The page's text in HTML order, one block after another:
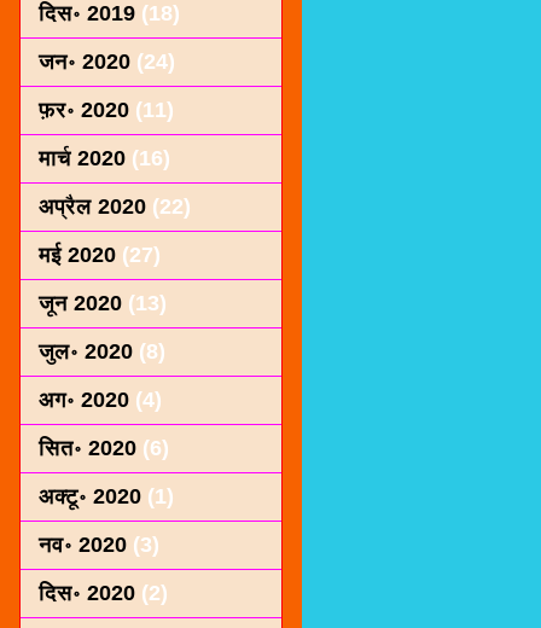
दिस॰ 2019 (18)
जन॰ 2020 (24)
फ़र॰ 2020 (11)
मार्च 2020 (16)
अप्रैल 2020 (22)
मई 2020 (27)
जून 2020 (13)
जुल॰ 2020 (8)
अग॰ 2020 (4)
सित॰ 2020 (6)
अक्टू॰ 2020 (1)
नव॰ 2020 (3)
दिस॰ 2020 (2)